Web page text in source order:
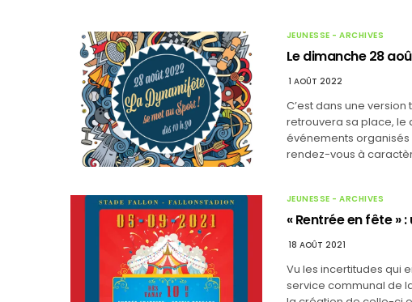
JEUNESSE - ARCHIVES
Le dimanche 28
1 AOÛT 2022
C’est dans une
retrouvera sa place, le
événements organisés
rendez-vous à
JEUNESSE - ARCHIVES
« Rentrée en fête »
18 AOÛT 2021
Vu les incertitudes qui
service communal de